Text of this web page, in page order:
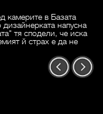
камерите в Базата
напусна
тя сподели, че иска
й страх е да не